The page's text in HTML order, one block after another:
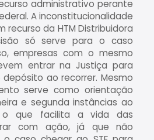
administrativo perante
A inconstitucionalidade
recurso da HTM Distribuidora
só serve para o caso
empresas com o mesmo
entrar na Justiça para
ao recorrer. Mesmo
serve como orientação
e segunda instâncias ao
o que facilita a vida das
com ação, já que não